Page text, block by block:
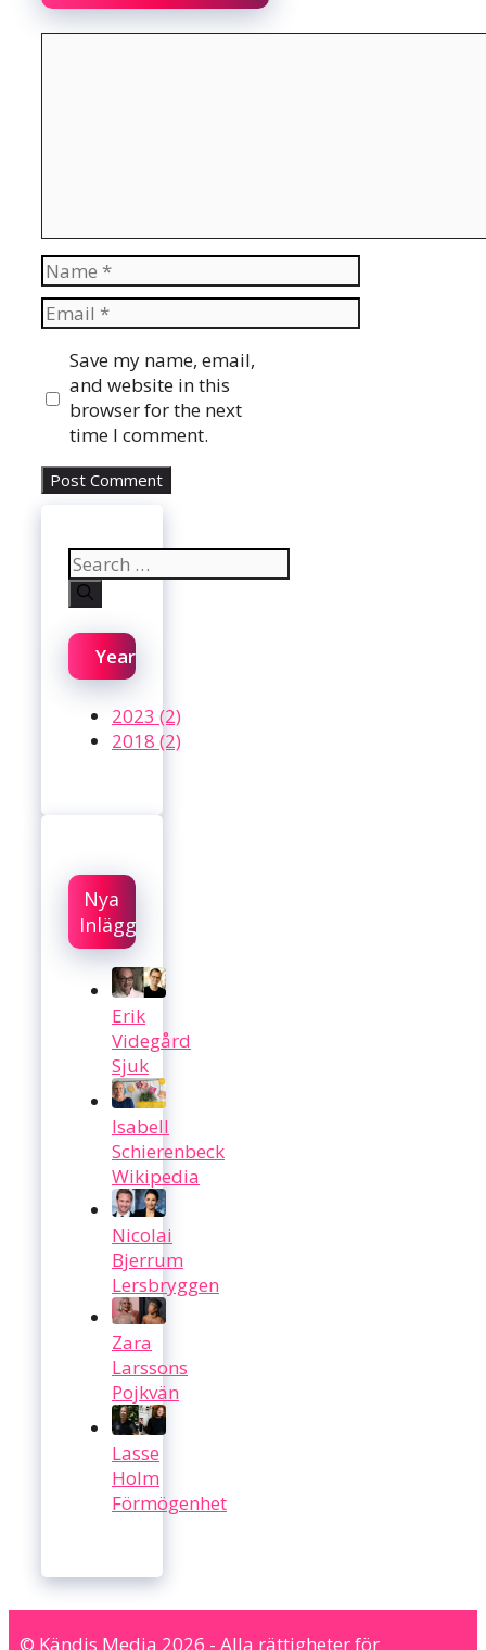
Name
Email
Website
Save my name, email,
and website in this
browser for the next
time I comment.
Search
for:
Year
2023 (2)
2018 (2)
Nya
Inlägg
Erik
Videgård
Sjuk
Isabell
Schierenbeck
Wikipedia
Nicolai
Bjerrum
Lersbryggen
Zara
Larssons
Pojkvän
Lasse
Holm
Förmögenhet
© Kändis Media 2026 - Alla rättigheter för